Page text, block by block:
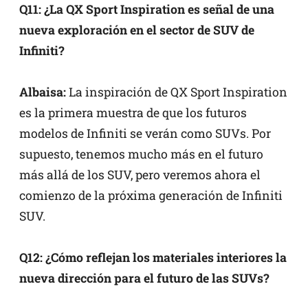
Q11: ¿La QX Sport Inspiration es señal de una
nueva exploración en el sector de SUV de
Infiniti?
Albaisa:La inspiración de QX Sport Inspiration
es la primera muestra de que los futuros
modelos de Infiniti se verán como SUVs. Por
supuesto, tenemos mucho más en el futuro
más allá de los SUV, pero veremos ahora el
comienzo de la próxima generación de Infiniti
SUV.
Q12: ¿Cómo reflejan los materiales interiores la
nueva dirección para el futuro de las SUVs?